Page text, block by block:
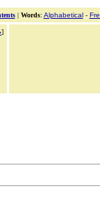
| Words: Alphabetical-
]